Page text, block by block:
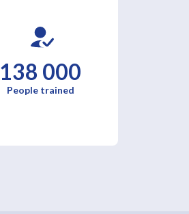
138 000
People trained